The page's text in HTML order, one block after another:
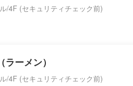
/4F (セキュリティチェック前)
ーメン）
/4F (セキュリティチェック前)